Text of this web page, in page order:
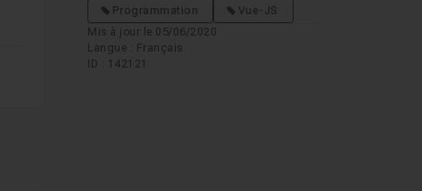
Programmation
Vue-JS
Mis à jour le 05/06/2020
Langue : Français
ID : 142121